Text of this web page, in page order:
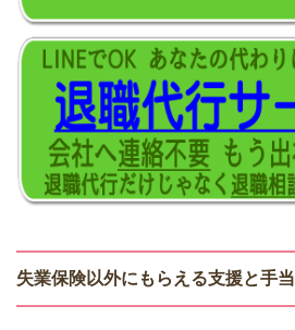
失業保険以外にもらえる支援と手当